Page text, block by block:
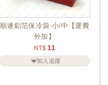
順遂鋁箔保冷袋 小/中【運費
外加】
NT$ 11
加入追蹤